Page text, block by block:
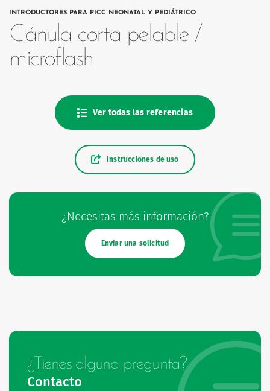
INTRODUCTORES PARA PICC NEONATAL Y PEDIÁTRICO
Cánula corta pelable /
microflash
Ver todas las referencias
¿Necesitas más información?
Enviar una solicitud
Instrucciones de uso
¿Tienes alguna pregunta?
Contacto